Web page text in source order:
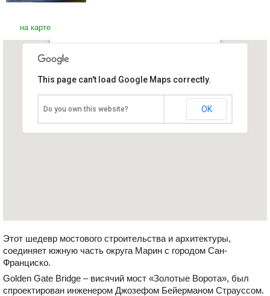
на карте
США, Сан-Франциско
This page can't load Google Maps correctly.
Do you own this website? OK
Этот шедевр мостового строительства и архитектуры,
соединяет южную часть округа Марин с городом Сан-
Франциско.
Golden Gate Bridge – висячий мост «Золотые Ворота», был
спроектирован инженером Джозефом Бейерманом Страуссом.